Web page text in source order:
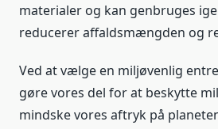
materialer og kan genbruges
reducerer affaldsmængden og
Ved at vælge en miljøvenlig
gøre vores del for at beskytte
mindske vores aftryk på